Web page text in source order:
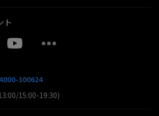
ト
300624
15:00-19:30)